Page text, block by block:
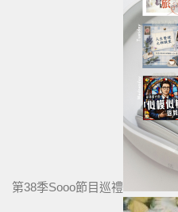
第38季Sooo節目巡禮